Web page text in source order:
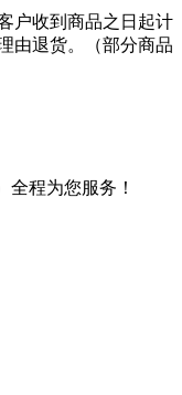
户收到商品之日起计
由退货。（部分商品
全程为您服务！